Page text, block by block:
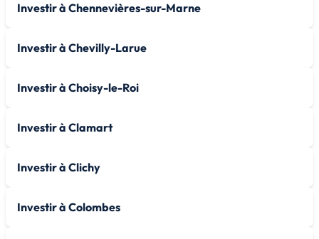
Investir à Chennevières-sur-Marne
Investir à Chevilly-Larue
Investir à Choisy-le-Roi
Investir à Clamart
Investir à Clichy
Investir à Colombes